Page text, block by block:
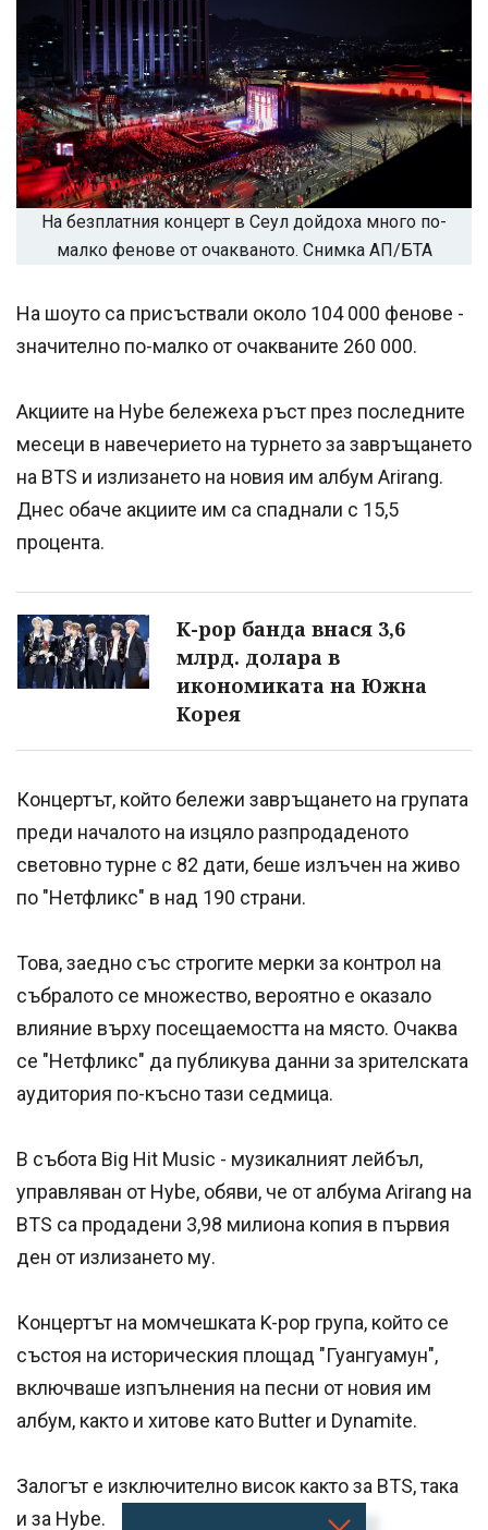
На безплатния концерт в Сеул дойдоха много по-
малко фенове от очакваното. Снимка АП/БТА
На шоуто са присъствали около 104 000 фенове -
значително по-малко от очакваните 260 000.
Акциите на Hybe бележеха ръст през последните
месеци в навечерието на турнето за завръщането
на BTS и излизането на новия им албум Arirang.
Днес обаче акциите им са спаднали с 15,5
процента.
K-pop банда внася 3,6
млрд. долара в
икономиката на Южна
Корея
Концертът, който бележи завръщането на групата
преди началото на изцяло разпродаденото
световно турне с 82 дати, беше излъчен на живо
по "Нетфликс" в над 190 страни.
Това, заедно със строгите мерки за контрол на
събралото се множество, вероятно е оказало
влияние върху посещаемостта на място. Очаква
се "Нетфликс" да публикува данни за зрителската
аудитория по-късно тази седмица.
В събота Big Hit Music - музикалният лейбъл,
управляван от Hybe, обяви, че от албума Arirang на
BTS са продадени 3,98 милиона копия в първия
ден от излизането му.
Концертът на момчешката K-pop група, който се
състоя на историческия площад "Гуангуамун",
включваше изпълнения на песни от новия им
албум, както и хитове като Butter и Dynamite.
Залогът е изключително висок както за BTS, така
и за Hybe.